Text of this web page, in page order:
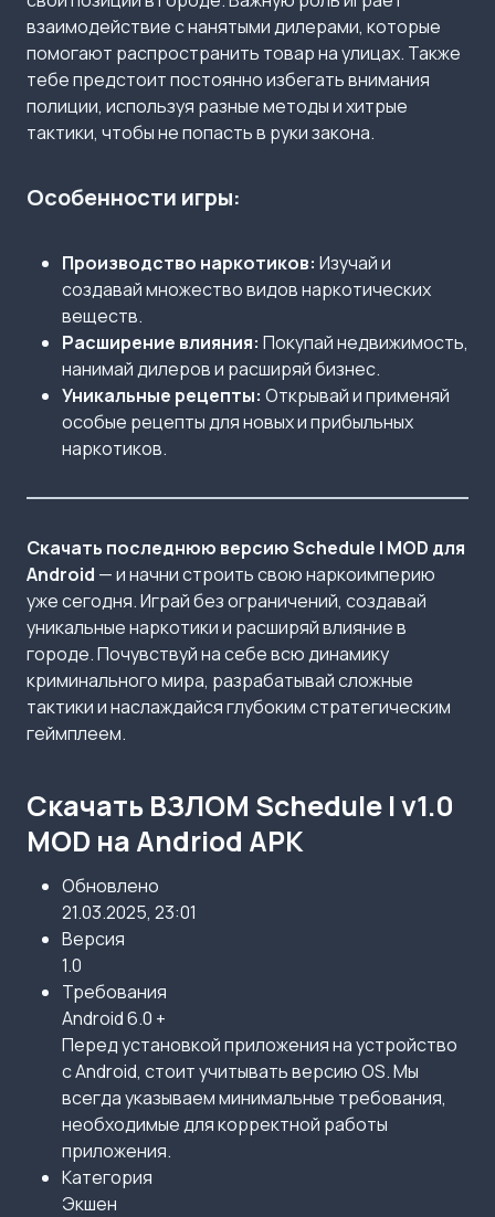
взаимодействие с нанятыми дилерами, которые
помогают распространить товар на улицах. Также
тебе предстоит постоянно избегать внимания
полиции, используя разные методы и хитрые
тактики, чтобы не попасть в руки закона.
Особенности игры:
Производство наркотиков: Изучай и
создавай множество видов наркотических
веществ.
Расширение влияния: Покупай недвижимость,
нанимай дилеров и расширяй бизнес.
Уникальные рецепты: Открывай и применяй
особые рецепты для новых и прибыльных
наркотиков.
Скачать последнюю версиюSchedule I MOD для
Android — и начни строить свою наркоимперию
уже сегодня. Играй без ограничений, создавай
уникальные наркотики и расширяй влияние в
городе. Почувствуй на себе всю динамику
криминального мира, разрабатывай сложные
тактики и наслаждайся глубоким стратегическим
геймплеем.
Скачать ВЗЛОМ Schedule I v1.0
MOD на Andriod APK
Обновлено
21.03.2025, 23:01
Версия
1.0
Требования
Android 6.0 +
Перед установкой приложения на устройство
с Android, стоит учитывать версию OS. Мы
всегда указываем минимальные требования,
необходимые для корректной работы
приложения.
Категория
Экшен